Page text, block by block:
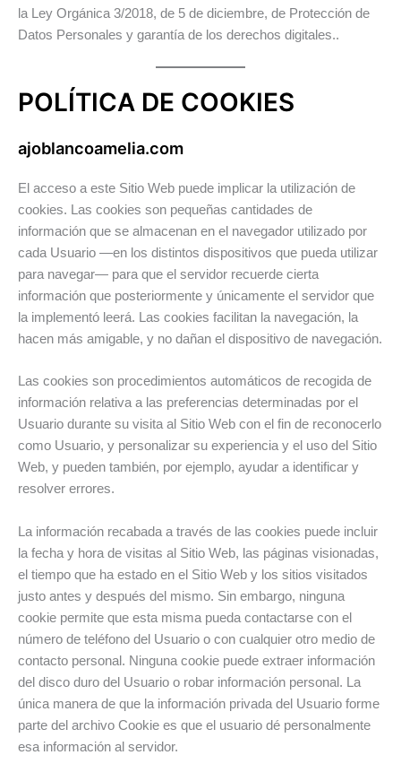
la Ley Orgánica 3/2018, de 5 de diciembre, de Protección de
Datos Personales y garantía de los derechos digitales..
POLÍTICA DE COOKIES
ajoblancoamelia.com
El acceso a este Sitio Web puede implicar la utilización de
cookies. Las cookies son pequeñas cantidades de
información que se almacenan en el navegador utilizado por
cada Usuario —en los distintos dispositivos que pueda utilizar
para navegar— para que el servidor recuerde cierta
información que posteriormente y únicamente el servidor que
la implementó leerá. Las cookies facilitan la navegación, la
hacen más amigable, y no dañan el dispositivo de navegación.
Las cookies son procedimientos automáticos de recogida de
información relativa a las preferencias determinadas por el
Usuario durante su visita al Sitio Web con el fin de reconocerlo
como Usuario, y personalizar su experiencia y el uso del Sitio
Web, y pueden también, por ejemplo, ayudar a identificar y
resolver errores.
La información recabada a través de las cookies puede incluir
la fecha y hora de visitas al Sitio Web, las páginas visionadas,
el tiempo que ha estado en el Sitio Web y los sitios visitados
justo antes y después del mismo. Sin embargo, ninguna
cookie permite que esta misma pueda contactarse con el
número de teléfono del Usuario o con cualquier otro medio de
contacto personal. Ninguna cookie puede extraer información
del disco duro del Usuario o robar información personal. La
única manera de que la información privada del Usuario forme
parte del archivo Cookie es que el usuario dé personalmente
esa información al servidor.